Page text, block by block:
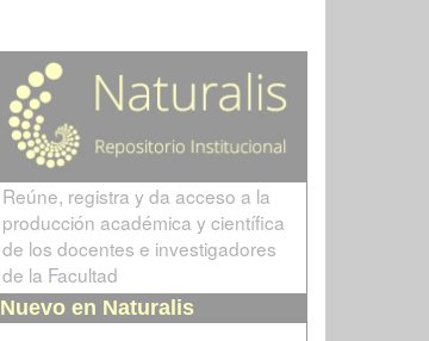
Reúne, registra y da acceso a la
producción académica y científica
de los docentes e investigadores
de la Facultad
Nuevo en Naturalis